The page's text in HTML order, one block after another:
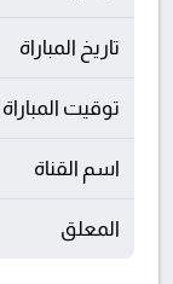
تاريخ المباراة
توقيت المباراة
اسم القناة
المعلق